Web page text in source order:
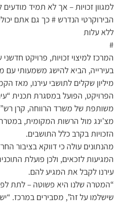
למגוון זכויות – אך לא תמיד
הבירוקרטי הנדרש # כך גם אתם
ללא עלות
#
המרכז למיצוי זכויות, פרויקט
מיליון שקלים לתושבי עירנו, מאז
הפרויקט, הפועל במסגרת תכנית
משותפת של משרד הרווחה, קרן רש”י
מצ’ינג מול הרשות המקומית,
הזכויות בקרב כלל התושבים.
מהנתונים עולה כי דווקא בציבור
המגיעות לזכאים, ולכן פועלת
עירנו לקבל את המגיע להם.
“המטרה שלנו היא פשוטה – לתת
שישלמו על זה”, מסבירים במרכז.